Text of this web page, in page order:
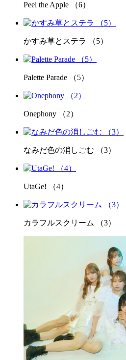
Peel the Apple （6）
かすみ草とステラ （5）
Palette Parade （5）
Onephony （2）
なみだ色の消しごむ （3）
UtaGe! （4）
カラフルスクリーム （3）